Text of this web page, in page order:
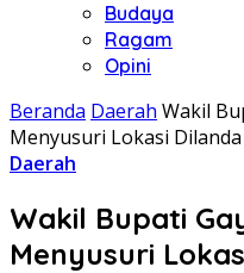
Budaya
Ragam
Opini
Beranda Daerah Wakil
Menyusuri Lokasi
Daerah
Wakil Bupati
Menyusuri